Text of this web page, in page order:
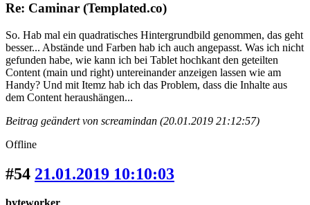
Re: Caminar (Templated.co)
So. Hab mal ein quadratisches Hintergrundbild genommen, das geht
besser... Abstände und Farben hab ich auch angepasst. Was ich nicht
gefunden habe, wie kann ich bei Tablet hochkant den geteilten
Content (main und right) untereinander anzeigen lassen wie am
Handy? Und mit Itemz hab ich das Problem, dass die Inhalte aus
dem Content heraushängen...
Beitrag geändert von screamindan (20.01.2019 21:12:57)
Offline
#54 21.01.2019 10:10:03